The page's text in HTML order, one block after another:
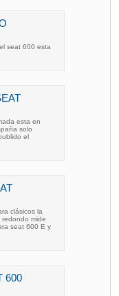
seat 600 esta
esta en
solo
el
clásicos la
redondo mide
seat 600 E y
600